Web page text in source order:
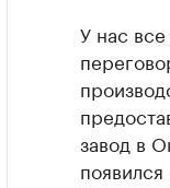
У нас
завод в